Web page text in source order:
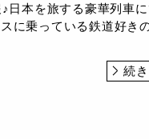
日本を旅する豪華列車に
に乗っている鉄道好き
続